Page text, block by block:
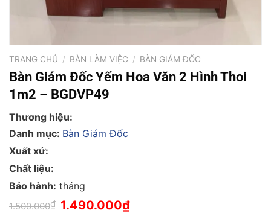
TRANG CHỦ / BÀN LÀM VIỆC / BÀN GIÁM ĐỐC
Bàn Giám Đốc Yếm Hoa Văn 2 Hình Thoi
1m2 – BGDVP49
Thương hiệu:
Danh mục: Bàn Giám Đốc
Xuất xứ:
Chất liệu:
Bảo hành: tháng
1.500.000₫ Giá
gốc
1.490.000₫Giá
hiện